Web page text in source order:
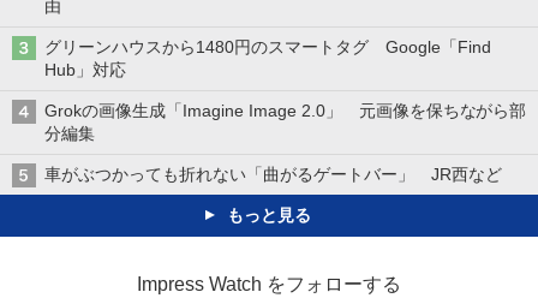
由
グリーンハウスから1480円のスマートタグ Google「Find
Hub」対応
Grokの画像生成「Imagine Image 2.0」 元画像を保ちながら部
分編集
車がぶつかっても折れない「曲がるゲートバー」 JR西など
もっと見る
Impress Watch をフォローする